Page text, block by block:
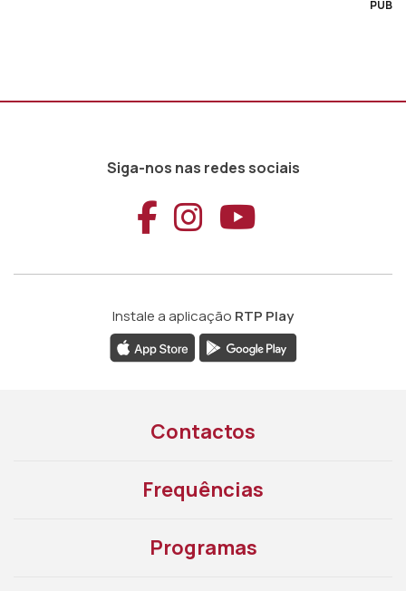
PUB
Siga-nos nas redes sociais
Aceder ao
Aceder ao
Aceder
Instale a aplicação RTP Play
Contactos
Frequências
Programas